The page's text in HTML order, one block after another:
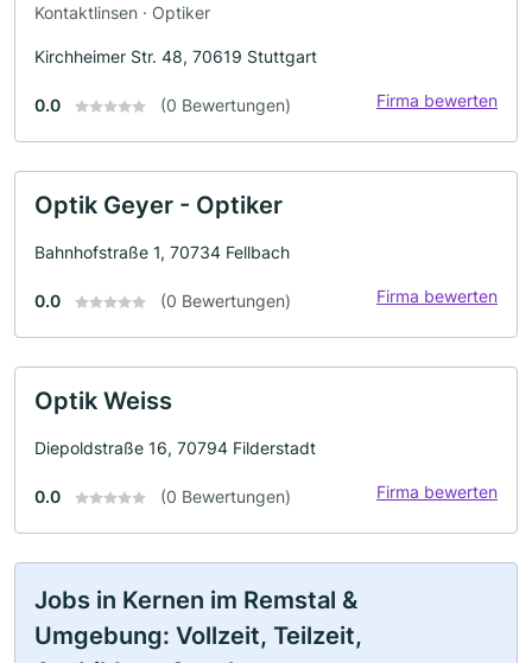
Kontaktlinsen · Optiker
Kirchheimer Str. 48, 70619 Stuttgart
0.0 (0 Bewertungen) Firma bewerten
Optik Geyer - Optiker
Bahnhofstraße 1, 70734 Fellbach
0.0 (0 Bewertungen) Firma bewerten
Optik Weiss
Diepoldstraße 16, 70794 Filderstadt
0.0 (0 Bewertungen) Firma bewerten
Jobs in Kernen im Remstal &
Umgebung: Vollzeit, Teilzeit,